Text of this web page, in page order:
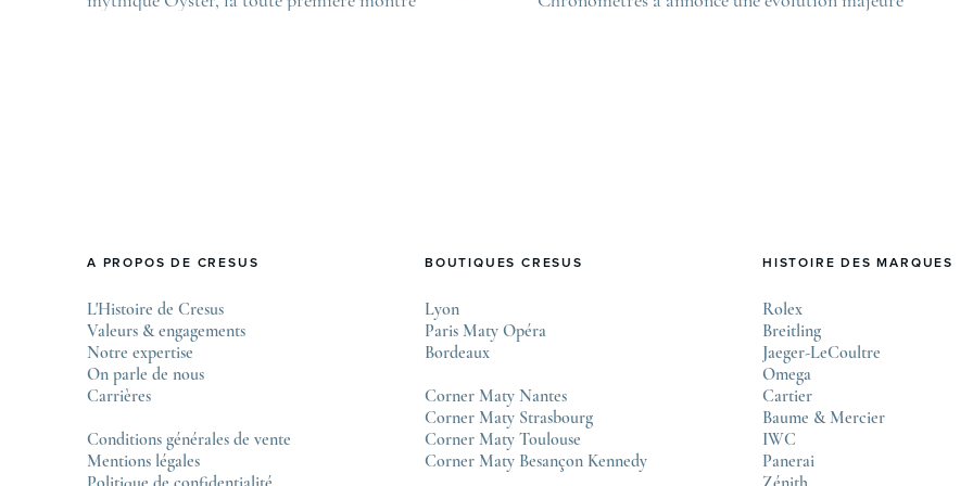
A PROPOS DE CRESUS
L'Histoire de Cresus
Valeurs & engagements
Notre expertise
On parle de nous
Carrières
Conditions générales de vente
Mentions légales
BOUTIQUES CRESUS
Lyon
Paris Maty Opéra
Bordeaux
Corner Maty Nantes
Corner Maty Strasbourg
Corner Maty Toulouse
Corner Maty Besançon Kennedy
HISTOIRE DES MARQUES
Rolex
Breitling
Jaeger-LeCoultre
Omega
Cartier
Baume & Mercier
IWC
Panerai